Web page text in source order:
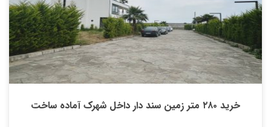
خريد ۲۸۰ متر زمین سند دار داخل شهرک آماده ساخت